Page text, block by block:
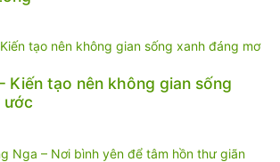
Kiến tạo nên không gian sống
ước